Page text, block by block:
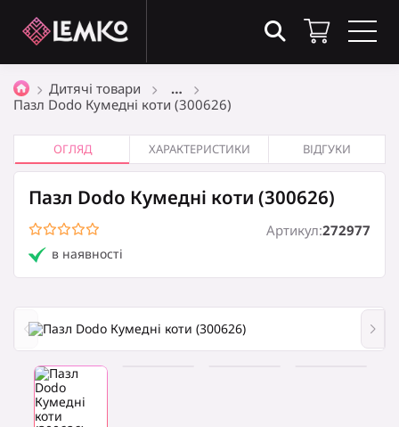
Товари в кошику (0)
0₴
Оформити замовлення
Дитячі товари
…
Пазл Dodo Кумедні коти (300626)
ОГЛЯД ХАРАКТЕРИСТИКИ ВІДГУКИ
Пазл Dodo Кумедні коти (300626)
в наявності
Артикул:272977